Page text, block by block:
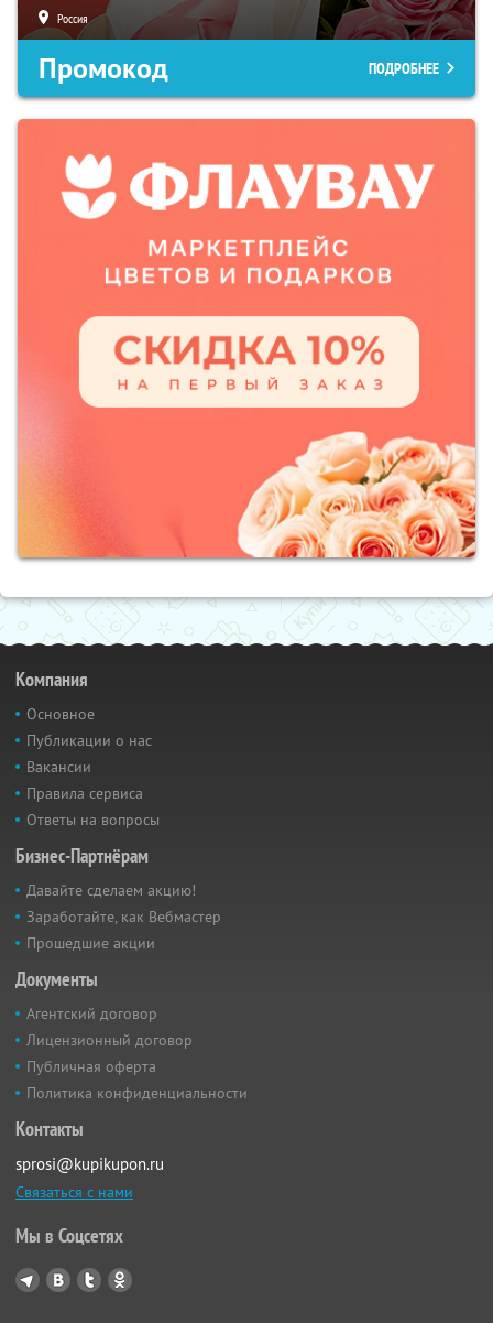
Россия
Промокод ПОДРОБНЕЕ
Компания
Основное
Публикации о нас
Вакансии
Правила сервиса
Ответы на вопросы
Бизнес-Партнёрам
Давайте сделаем акцию!
Заработайте, как Вебмастер
Прошедшие акции
Документы
Агентский договор
Лицензионный договор
Публичная оферта
Политика конфиденциальности
Контакты
sprosi@kupikupon.ru
Связаться с нами
Мы в Соцсетях